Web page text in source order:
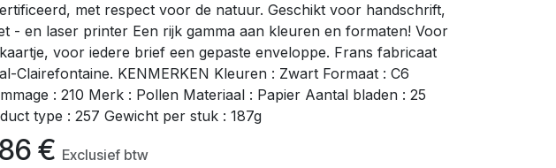
met respect voor de natuur. Geschikt voor handschrift,
- en laser printer Een rijk gamma aan kleuren en formaten! Voor
voor iedere brief een gepaste enveloppe. Frans fabricaat
Clairefontaine. KENMERKEN Kleuren : Zwart Formaat : C6
: 210 Merk : Pollen Materiaal : Papier Aantal bladen : 25
type : 257 Gewicht per stuk : 187g
€ Exclusief btw